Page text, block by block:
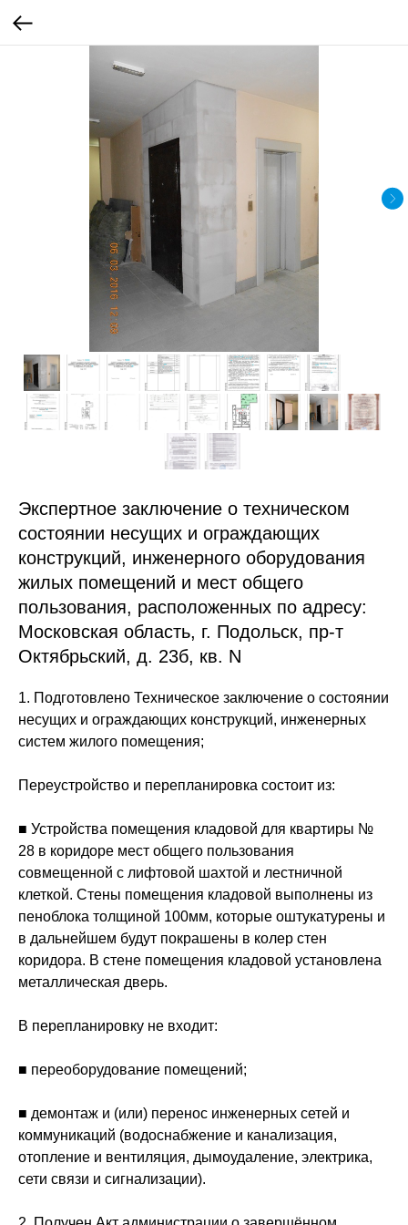
Экспертное заключение о техническом
состоянии несущих и ограждающих
конструкций, инженерного оборудования
жилых помещений и мест общего
пользования, расположенных по адресу:
Московская область, г. Подольск, пр-т
Октябрьский, д. 23б, кв. N
1. Подготовлено Техническое заключение о состоянии
несущих и ограждающих конструкций, инженерных
систем жилого помещения;
Переустройство и перепланировка состоит из:
■ Устройства помещения кладовой для квартиры №
28 в коридоре мест общего пользования
совмещенной с лифтовой шахтой и лестничной
клеткой. Стены помещения кладовой выполнены из
пеноблока толщиной 100мм, которые оштукатурены и
в дальнейшем будут покрашены в колер стен
коридора. В стене помещения кладовой установлена
металлическая дверь.
В перепланировку не входит:
■ переоборудование помещений;
■ демонтаж и (или) перенос инженерных сетей и
коммуникаций (водоснабжение и канализация,
отопление и вентиляция, дымоудаление, электрика,
сети связи и сигнализации).